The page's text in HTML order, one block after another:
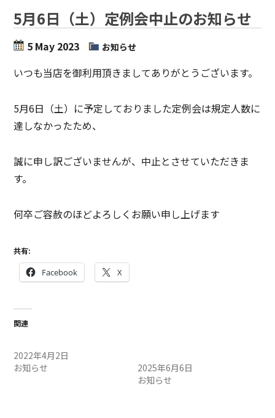
5月6日（土）定例会中止のお知らせ
5 May 2023 お知らせ
いつも当店を御利用頂きましてありがとうございます。
5月6日（土）に予定しておりました定例会は規定人数に
達しなかったため、
誠に申し訳ございませんが、中止とさせていただきま
す。
何卒ご容赦のほどよろしくお願い申し上げます
共有:
Facebook X
関連
2022年4月2日
お知らせ
2025年6月6日
お知らせ